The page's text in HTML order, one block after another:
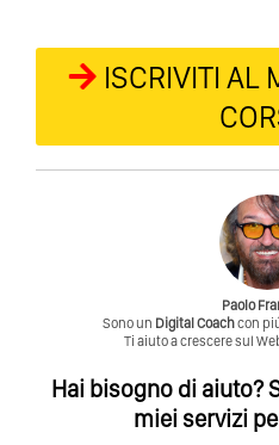
ISCRIVITI AL
Paolo
Sono un Digital Coachcon
Ti aiuto a crescere sul
Hai bisogno di aiuto?
miei servizi